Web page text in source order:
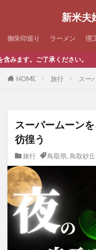
新米夫
御朱印巡り ラーメン 理
HOME 旅行 スー
スーパームーン
彷徨う
旅行 鳥取県, 鳥取砂丘